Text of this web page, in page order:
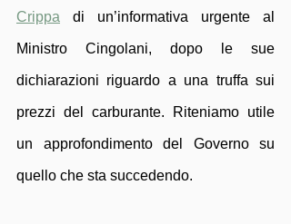
Crippa di un’informativa urgente al
Ministro Cingolani, dopo le sue
dichiarazioni riguardo a una truffa sui
prezzi del carburante. Riteniamo utile
un approfondimento del Governo su
quello che sta succedendo.